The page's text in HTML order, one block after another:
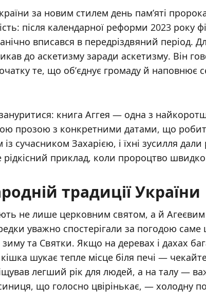
за новим стилем день пам’яті
після календарної реформи 2023 року
вписався в передріздвяний період.
до аскетизму заради аскетизму. Він
те, що об’єднує громаду й наповнює
книга Аггея — одна з
прозою з конкретними датами, що
із сучасником Захарією, і їхні зусилля
приклад, коли пророцтво
традиції України
не лише церковним святом, а й
уважно спостерігали за погодою саме
та Святки. Якщо на деревах і дахах
шукає тепле місце біля печі —
легший рік для людей, а на талу —
що голосно цвірінькає, — холодну